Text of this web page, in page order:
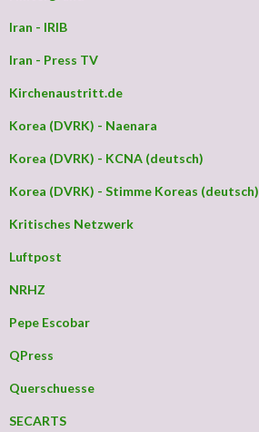
Iran - IRIB
Iran - Press TV
Kirchenaustritt.de
Korea (DVRK) - Naenara
Korea (DVRK) - KCNA (deutsch)
Korea (DVRK) - Stimme Koreas (deutsch)
Kritisches Netzwerk
Luftpost
NRHZ
Pepe Escobar
QPress
Querschuesse
SECARTS